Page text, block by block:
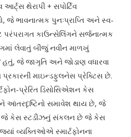
થેરાપી + સપોર્ટિવ
જે ભાવનાત્મક પુનઃપ્રાપ્તિ અને સ્વ-
પરંપરાગત કાઉન્સેલિંગને સર્જનાત્મક
લેવાતું બીજું નવીન માળખું
હતું, જે જાગૃતિ અને જોડાણ વધારવા
માઇન્ડફુલનેસ પ્રેક્ટિસ છે.
પ્રેરિત ડિસોસિએશન કેસ
આંતરદૃષ્ટિનો સમાવેશ થાય છે, જે
કેસ સ્ટડીઝનું સંકલન છે જે કેસ
વ્યક્તિઓએ સ્માર્ટફોનના